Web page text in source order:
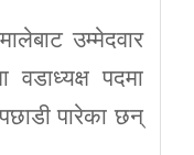
उम्मेदवार
वडाध्यक्ष पदमा
पारेका छन्